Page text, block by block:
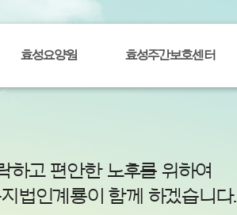
효성요양원 효성주간보호센터
하고 편안한 노후를 위하여
법인계룡이 함께 하겠습니다.